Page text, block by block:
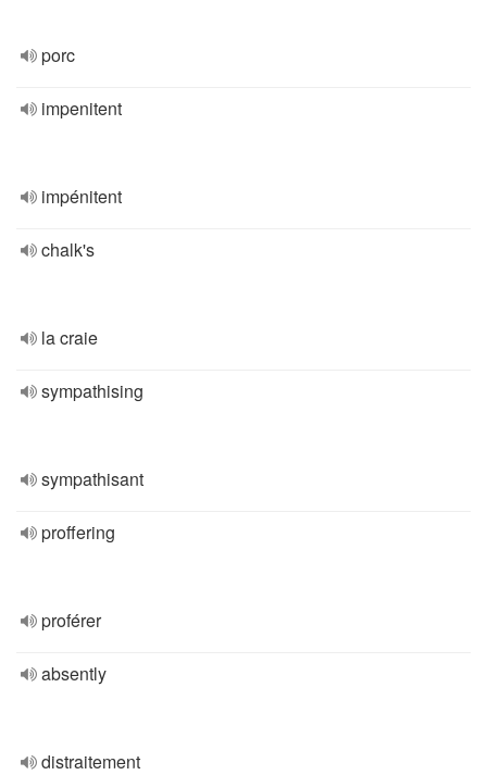
porc
impenitent
impénitent
chalk's
la craie
sympathising
sympathisant
proffering
proférer
absently
distraitement